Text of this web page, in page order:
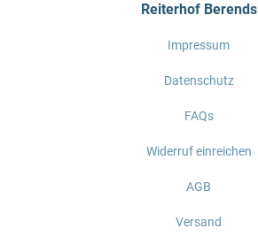
Reiterhof Berends
Impressum
Datenschutz
FAQs
Widerruf einreichen
AGB
Versand